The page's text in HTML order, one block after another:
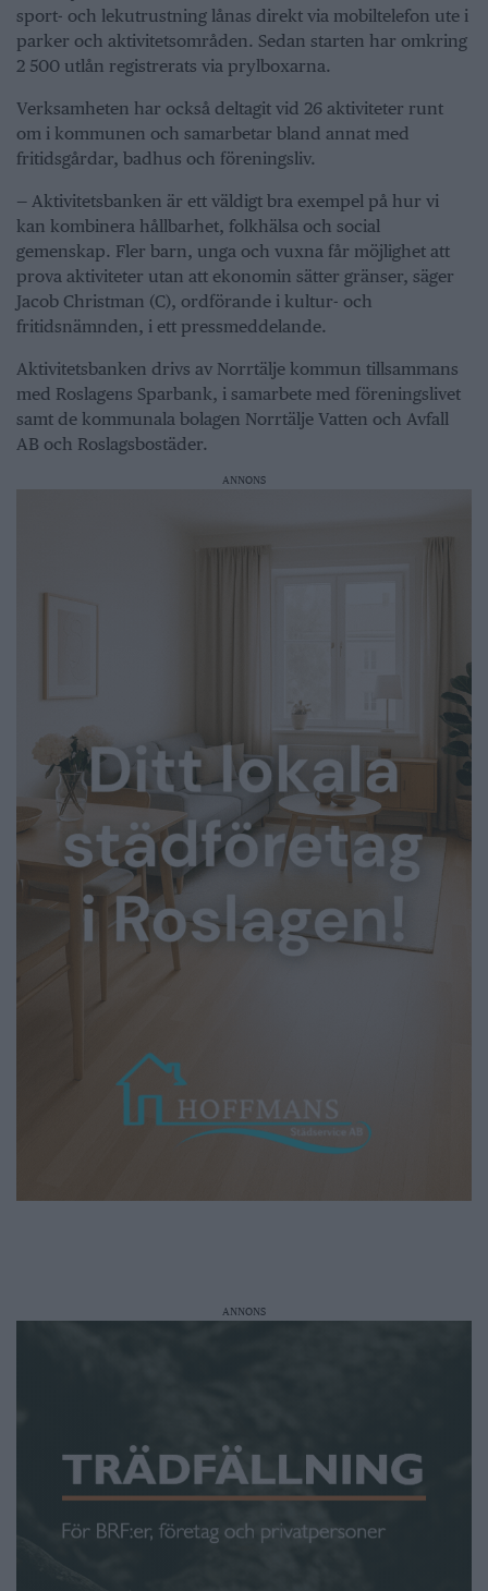
sport- och lekutrustning lånas direkt via mobiltelefon ute i
parker och aktivitetsområden. Sedan starten har omkring
2 500 utlån registrerats via prylboxarna.
Verksamheten har också deltagit vid 26 aktiviteter runt
om i kommunen och samarbetar bland annat med
fritidsgårdar, badhus och föreningsliv.
— Aktivitetsbanken är ett väldigt bra exempel på hur vi
kan kombinera hållbarhet, folkhälsa och social
gemenskap. Fler barn, unga och vuxna får möjlighet att
prova aktiviteter utan att ekonomin sätter gränser, säger
Jacob Christman (C), ordförande i kultur- och
fritidsnämnden, i ett pressmeddelande.
Aktivitetsbanken drivs av Norrtälje kommun tillsammans
med Roslagens Sparbank, i samarbete med föreningslivet
samt de kommunala bolagen Norrtälje Vatten och Avfall
AB och Roslagsbostäder.
ANNONS
ANNONS